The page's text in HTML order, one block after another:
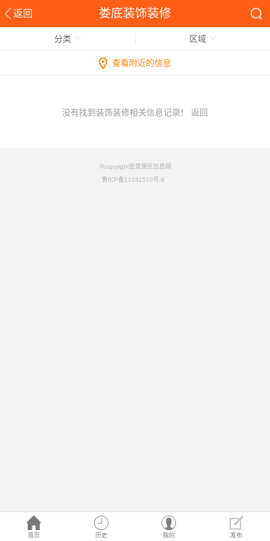
返回 娄底装饰装修
首页 历史 我的 发布
分类 区域
查看附近的信息
没有找到装饰装修相关信息记录！ 返回
©copyright铭竟便民信息网
鲁ICP备11031510号-6